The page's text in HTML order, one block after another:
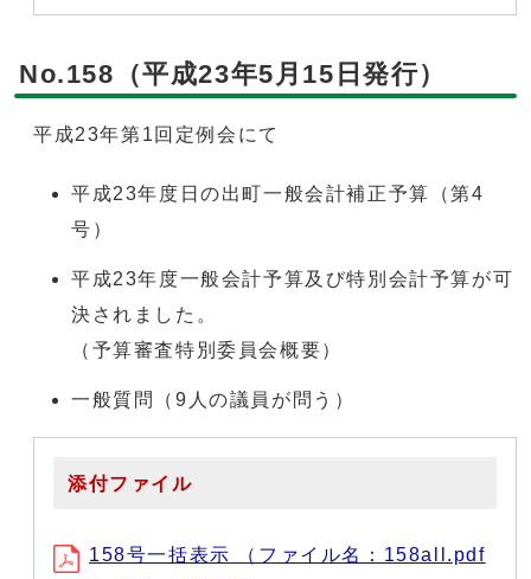
No.158（平成23年5月15日発行）
平成23年第1回定例会にて
平成23年度日の出町一般会計補正予算（第4
号）
平成23年度一般会計予算及び特別会計予算が可
決されました。
（予算審査特別委員会概要）
一般質問（9人の議員が問う）
添付ファイル
158号一括表示 （ファイル名：158all.pdf